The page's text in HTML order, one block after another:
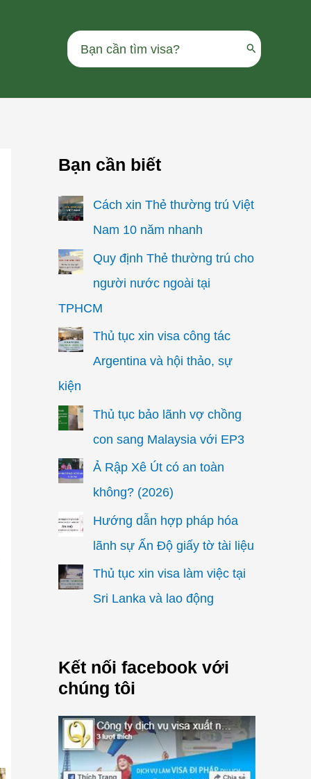
Search
for:
Bạn cần biết
Cách xin Thẻ thường trú Việt
Nam 10 năm nhanh
Quy định Thẻ thường trú cho
người nước ngoài tại
TPHCM
Thủ tục xin visa công tác
Argentina và hội thảo, sự
kiện
Thủ tục bảo lãnh vợ chồng
con sang Malaysia với EP3
Ả Rập Xê Út có an toàn
không? (2026)
Hướng dẫn hợp pháp hóa
lãnh sự Ấn Độ giấy tờ tài liệu
Thủ tục xin visa làm việc tại
Sri Lanka và lao động
Kết nối facebook với
chúng tôi